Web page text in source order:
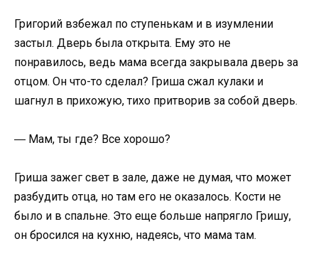
Григорий взбежал по ступенькам и в изумлении
застыл. Дверь была открыта. Ему это не
понравилось, ведь мама всегда закрывала дверь за
отцом. Он что-то сделал? Гриша сжал кулаки и
шагнул в прихожую, тихо притворив за собой дверь.
― Мам, ты где? Все хорошо?
Гриша зажег свет в зале, даже не думая, что может
разбудить отца, но там его не оказалось. Кости не
было и в спальне. Это еще больше напрягло Гришу,
он бросился на кухню, надеясь, что мама там.